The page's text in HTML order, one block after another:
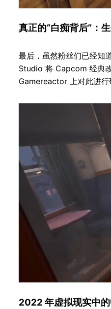
真正的“白痴背后”：
最后，虽然粉丝们已经知
Studio 将 Capcom 经典
Gamereactor 上对此进行
2022 年虚拟现实中